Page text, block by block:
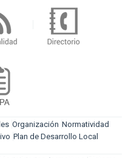
Organización Normatividad
Plan de Desarrollo Local